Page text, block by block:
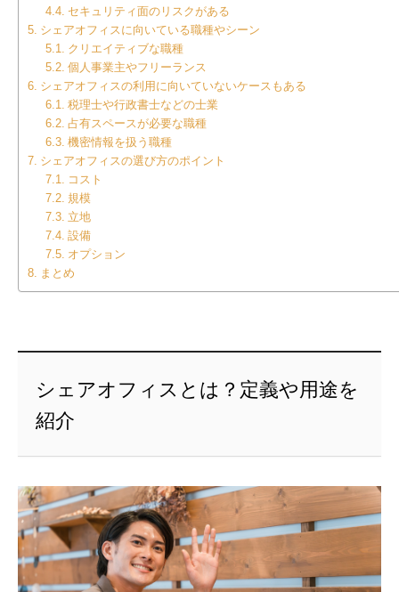
セキュリティ面のリスクがある
シェアオフィスに向いている職種やシーン
クリエイティブな職種
個人事業主やフリーランス
シェアオフィスの利用に向いていないケースもある
税理士や行政書士などの士業
占有スペースが必要な職種
機密情報を扱う職種
シェアオフィスの選び方のポイント
コスト
規模
立地
設備
オプション
まとめ
シェアオフィスとは？定義や用途を
紹介